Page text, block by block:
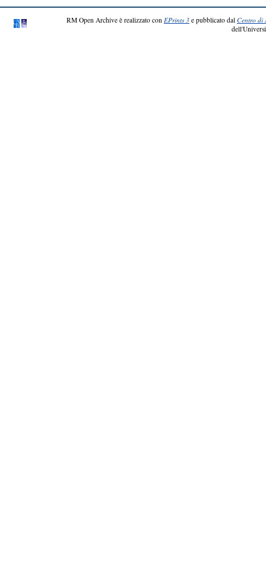
RM Open Archive è realizzato con EPrints 3 e pubblicato dal Centro di